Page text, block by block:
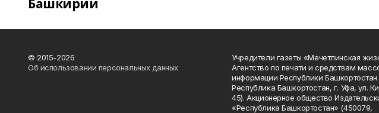
Башкирии
© 2015-2026
Об использовании персональных данных
Учредители газеты «Мечетлинская
Агентство по печати и средствам
информации Республики Башкортостан
Республика Башкортостан, г. Уфа, ул.
45). Акционерное общество
«Республика Башкортостан» (450079,